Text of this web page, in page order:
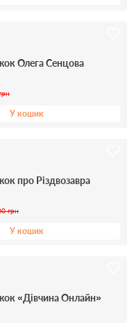
Олега Сенцова
У кошик
про Різдвозавра
грн
У кошик
«Дівчина Онлайн»